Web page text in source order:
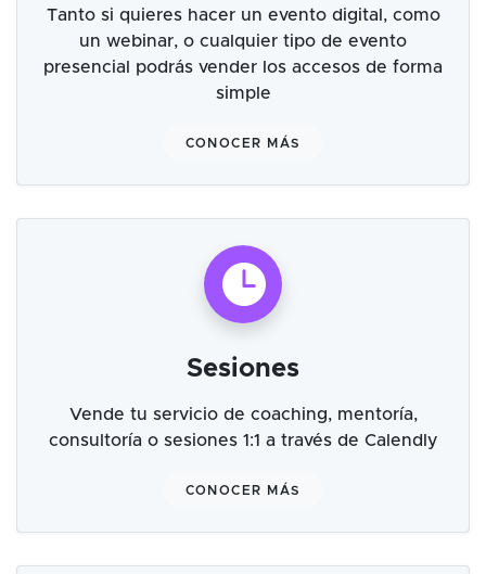
Tanto si quieres hacer un evento digital, como
un webinar, o cualquier tipo de evento
presencial podrás vender los accesos de forma
simple
CONOCER MÁS
Sesiones
Vende tu servicio de coaching, mentoría,
consultoría o sesiones 1:1 a través de Calendly
CONOCER MÁS